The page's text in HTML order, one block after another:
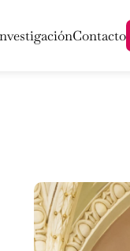
Contacto